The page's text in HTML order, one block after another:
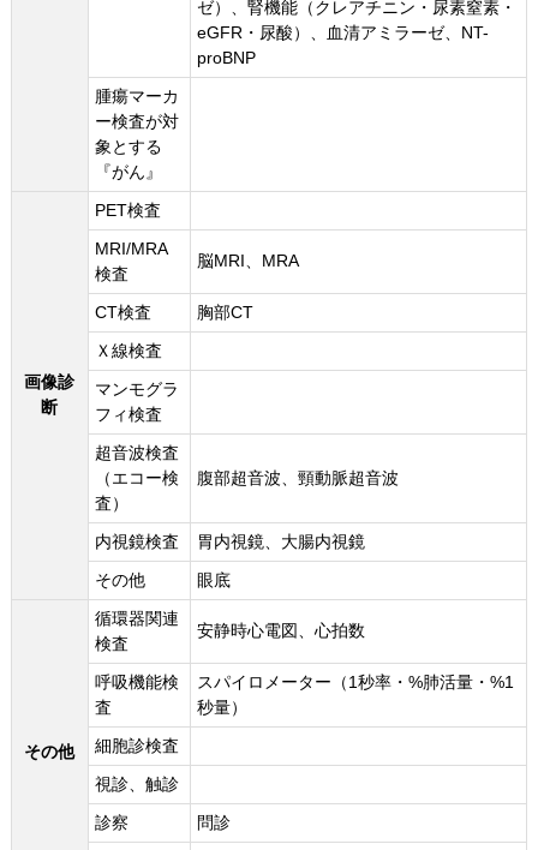
ゼ）、腎機能（クレアチニン・尿素窒素・
eGFR・尿酸）、血清アミラーゼ、NT-
proBNP
腫瘍マーカ
ー検査が対
象とする
『がん』
画像診
断
PET検査
MRI/MRA
検査
脳MRI、MRA
CT検査
胸部CT
Ｘ線検査
マンモグラ
フィ検査
超音波検査
（エコー検
査）
腹部超音波、頸動脈超音波
内視鏡検査
胃内視鏡、大腸内視鏡
その他
眼底
その他
循環器関連
検査
安静時心電図、心拍数
呼吸機能検
査
スパイロメーター（1秒率・%肺活量・%1
秒量）
細胞診検査
視診、触診
診察
問診